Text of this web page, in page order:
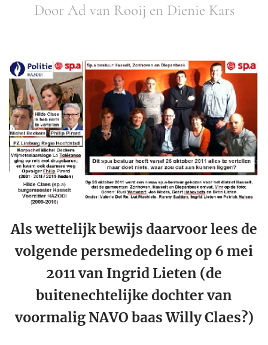
Door Ad van Rooij en Dienie Kars
Als wettelijk bewijs daarvoor lees de
volgende persmededeling op 6 mei
2011 van Ingrid Lieten (de
buitenechtelijke dochter van
voormalig NAVO baas Willy Claes?)